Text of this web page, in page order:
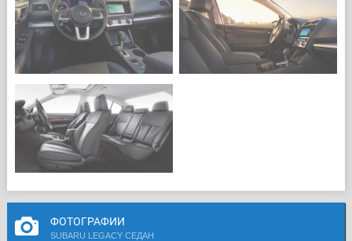
ФОТОГРАФИИ
SUBARU LEGACY СЕДАН